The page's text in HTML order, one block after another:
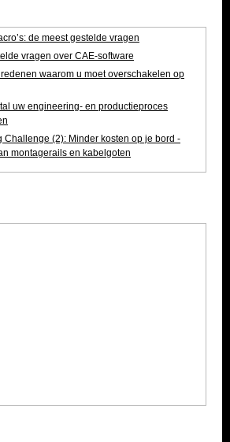
de meest gestelde vragen
vragen over CAE-software
waarom u moet overschakelen op
uw engineering- en productieproces
Challenge (2): Minder kosten op je bord -
montagerails en kabelgoten